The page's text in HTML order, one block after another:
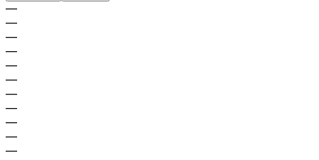
—
—
—
—
—
—
—
—
—
—
—